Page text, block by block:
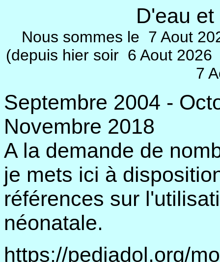
D'eau
Nous sommes le 7 Aout
(depuis hier soir 6 Aout 2026
7
Septembre 2004 -
Novembre 2018
A la demande de
je mets ici à
références sur
néonatale.
https://pediadol.org/